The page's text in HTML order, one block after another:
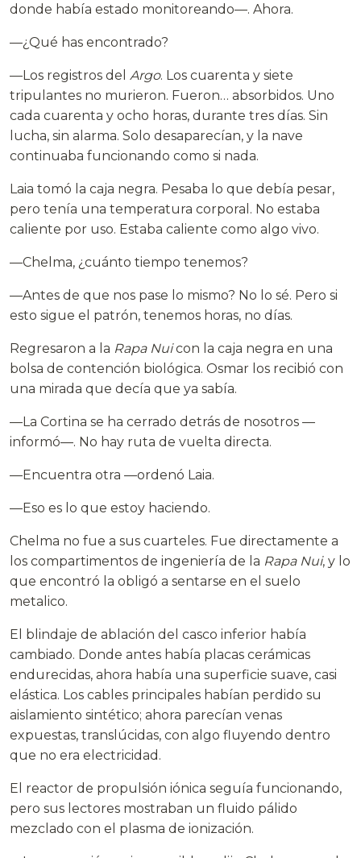
donde había estado monitoreando—. Ahora.
—¿Qué has encontrado?
—Los registros del Argo. Los cuarenta y siete
tripulantes no murieron. Fueron… absorbidos. Uno
cada cuarenta y ocho horas, durante tres días. Sin
lucha, sin alarma. Solo desaparecían, y la nave
continuaba funcionando como si nada.
Laia tomó la caja negra. Pesaba lo que debía pesar,
pero tenía una temperatura corporal. No estaba
caliente por uso. Estaba caliente como algo vivo.
—Chelma, ¿cuánto tiempo tenemos?
—Antes de que nos pase lo mismo? No lo sé. Pero si
esto sigue el patrón, tenemos horas, no días.
Regresaron a la Rapa Nuicon la caja negra en una
bolsa de contención biológica. Osmar los recibió con
una mirada que decía que ya sabía.
—La Cortina se ha cerrado detrás de nosotros —
informó—. No hay ruta de vuelta directa.
—Encuentra otra —ordenó Laia.
—Eso es lo que estoy haciendo.
Chelma no fue a sus cuarteles. Fue directamente a
los compartimentos de ingeniería de la Rapa Nui, y lo
que encontró la obligó a sentarse en el suelo
metalico.
El blindaje de ablación del casco inferior había
cambiado. Donde antes había placas cerámicas
endurecidas, ahora había una superficie suave, casi
elástica. Los cables principales habían perdido su
aislamiento sintético; ahora parecían venas
expuestas, translúcidas, con algo fluyendo dentro
que no era electricidad.
El reactor de propulsión iónica seguía funcionando,
pero sus lectores mostraban un fluido pálido
mezclado con el plasma de ionización.